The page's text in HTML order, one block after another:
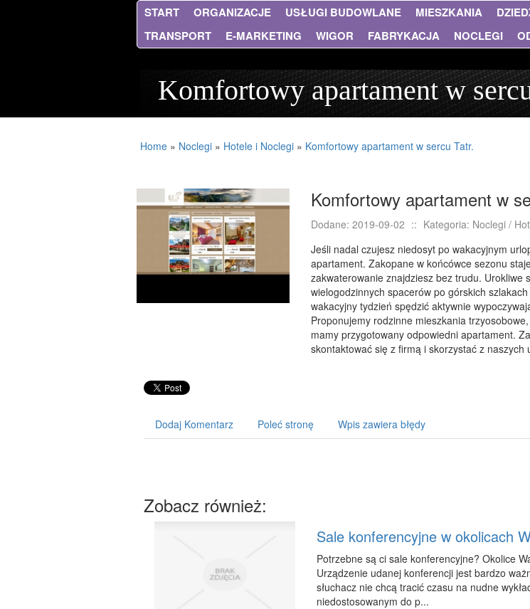
START ORGANIZACJE USŁUGI BUDOWLANE MIESZKANIA
TRANSPORT
E-MARKETING WIGOR FABRYKACJA NOCLEGI
Komfortowy apartament w
Home » Noclegi » Hotele i Noclegi » Komfortowy apartament w sercu Tatr.
Komfortowy apartament w
Dodane: 2019-09-02 :: Kategoria: Noclegi /
Jeśli nadal czujesz niedosyt po wakacyjnym
apartament. Zakopane w końcówce sezonu
zakwaterowanie znajdziesz bez trudu. Urokliwe
wielogodzinnych spacerów po górskich
wakacyjny tydzień spędzić aktywnie
Proponujemy rodzinne mieszkania
mamy przygotowany odpowiedni apartament.
skontaktować się z firmą i skorzystać z
Dodaj Komentarz Poleć stronę Wpis zawiera błędy
Zobacz również:
Sale konferencyjne w okolicach
Potrzebne są ci sale konferencyjne? Okolice
Urządzenie udanej konferencji jest bardzo
słuchacz nie chcą tracić czasu na nudne
niedostosowanym do p...